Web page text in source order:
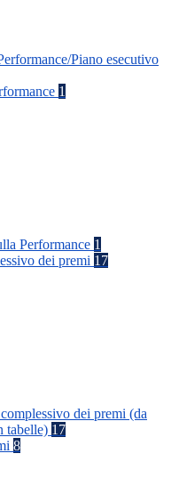
Piano esecutivo
1
Performance 1
dei premi 17
dei premi (da
tabelle) 17
8